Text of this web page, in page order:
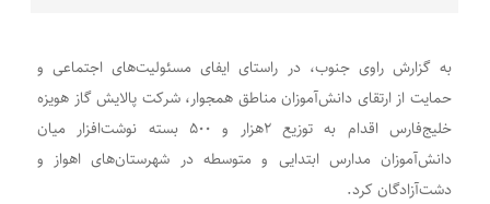
به گزارش راوی جنوب، در راستای ایفای مسئولیت‌های اجتماعی و
حمایت از ارتقای دانش‌آموزان مناطق همجوار، شرکت پالایش گاز هویزه
خلیج‌فارس اقدام به توزیع ۲هزار و ۵۰۰ بسته نوشت‌افزار میان
دانش‌آموزان مدارس ابتدایی و متوسطه در شهرستان‌های اهواز و
دشت‌آزادگان کرد.